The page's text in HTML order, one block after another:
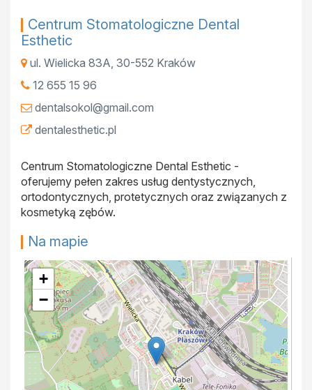
Centrum Stomatologiczne Dental
Esthetic
ul. Wielicka 83A, 30-552 Kraków
12 655 15 96
dentalsokol@gmail.com
dentalesthetic.pl
Centrum Stomatologiczne Dental Esthetic -
oferujemy pełen zakres usług dentystycznych,
ortodontycznych, protetycznych oraz związanych z
kosmetyką zębów.
Na mapie
+
−